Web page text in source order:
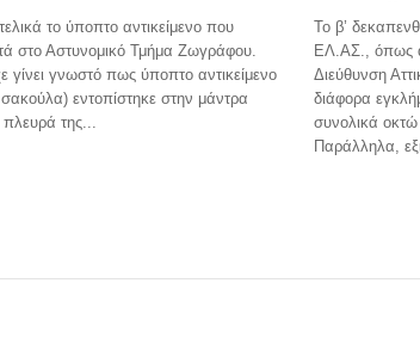
το ύποπτο αντικείμενο που
στο Αστυνομικό Τμήμα Ζωγράφου.
γίνει γνωστό πως ύποπτο αντικείμενο
εντοπίστηκε στην μάντρα
της...
Το β’
ΕΛ.ΑΣ., όπως
Διεύθυνση
διάφορα
συνολικά οκτώ
Παράλληλα,